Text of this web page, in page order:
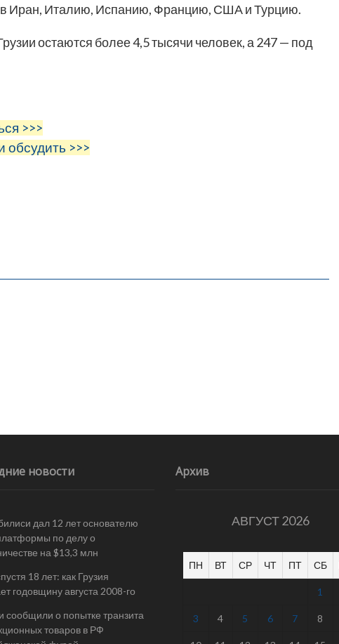
Иран, Италию, Испанию, Францию, США и Турцию.
остаются более 4,5 тысячи человек, а 247 — под
>>>
обсудить >>>
новости
дал 12 лет основателю
по делу о
на $13,3 млн
18 лет: как Грузия
годовщину августа 2008-го
сообщили о попытке транзита
товаров в РФ
Архив
АВГУСТ 2026
ПН ВТ СР ЧТ ПТ СБ
1
3 4 5 6 7 8